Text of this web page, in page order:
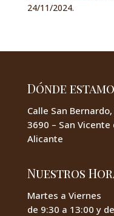
24/11/2024.
Dónde
Calle San Bernardo,
3690 – San Vicente
Alicante
Nuestros
Martes a Viernes
de 9:30 a 13:00 y